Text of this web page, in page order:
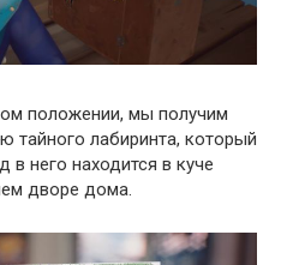
положении, мы получим
тайного лабиринта, который
в него находится в куче
дворе дома.